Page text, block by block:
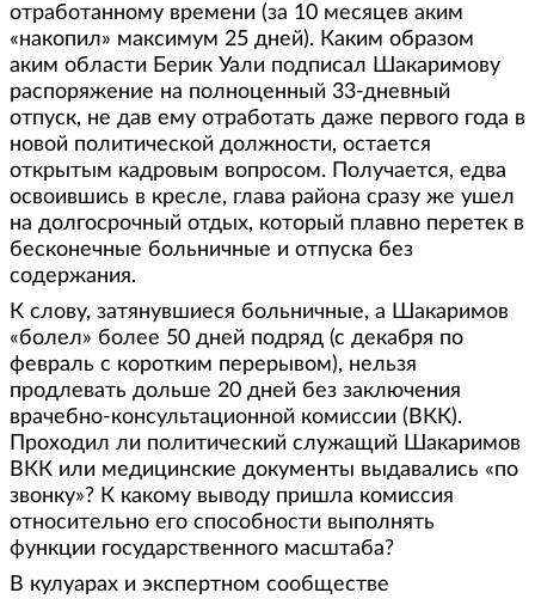
отработанному времени (за 10 месяцев аким
«накопил» максимум 25 дней). Каким образом
аким области Берик Уали подписал Шакаримову
распоряжение на полноценный 33-дневный
отпуск, не дав ему отработать даже первого года в
новой политической должности, остается
открытым кадровым вопросом. Получается, едва
освоившись в кресле, глава района сразу же ушел
на долгосрочный отдых, который плавно перетек в
бесконечные больничные и отпуска без
содержания.
К слову, затянувшиеся больничные, а Шакаримов
«болел» более 50 дней подряд (с декабря по
февраль с коротким перерывом), нельзя
продлевать дольше 20 дней без заключения
врачебно-консультационной комиссии (ВКК).
Проходил ли политический служащий Шакаримов
ВКК или медицинские документы выдавались «по
звонку»? К какому выводу пришла комиссия
относительно его способности выполнять
функции государственного масштаба?
В кулуарах и экспертном сообществе